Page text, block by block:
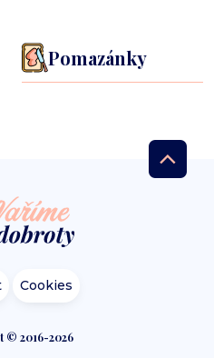
Pomazánky
Cookies
© 2016-2026